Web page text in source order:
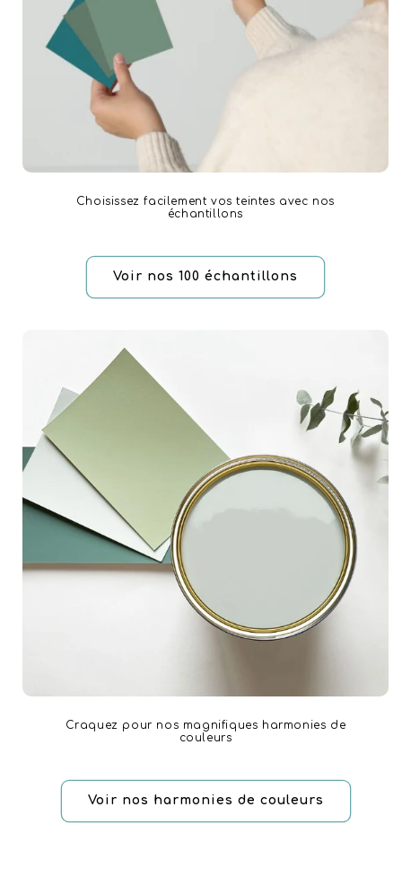
Choisissez facilement vos teintes avec nos
échantillons
Voir nos 100 échantillons
Craquez pour nos magnifiques harmonies de
couleurs
Voir nos harmonies de couleurs